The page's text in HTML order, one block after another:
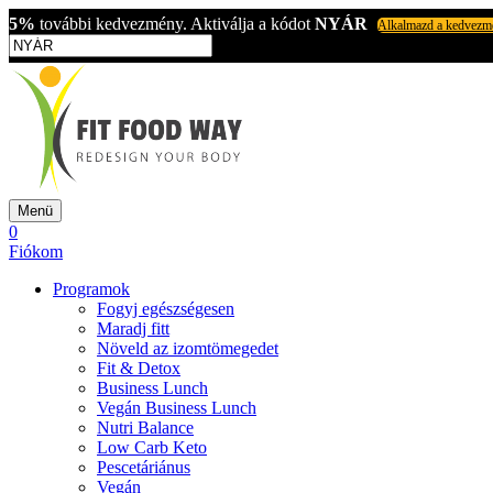
5% további kedvezmény. Aktiválja a kódot NYÁR Alkalmazd a
Menü
0
Fiókom
Programok
Fogyj egészségesen
Maradj fitt
Növeld az izomtömegedet
Fit & Detox
Business Lunch
Vegán Business Lunch
Nutri Balance
Low Carb Keto
Pescetáriánus
Vegán